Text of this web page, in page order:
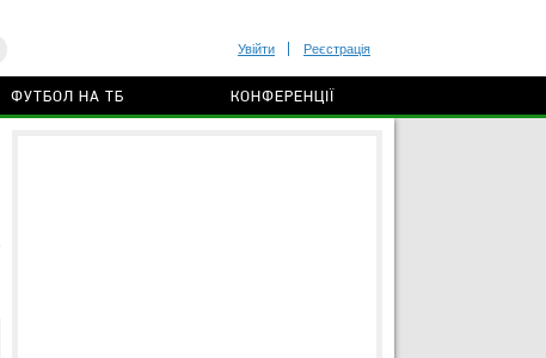
Увійти Реєстрація
ФУТБОЛ НА ТБ КОНФЕРЕНЦІЇ